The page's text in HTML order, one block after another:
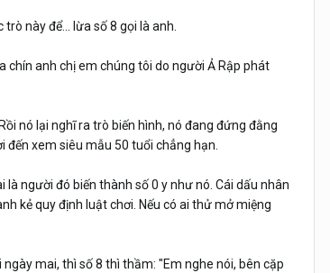
này để... lừa số 8 gọi là anh.
chín anh chị em chúng tôi do người Ả Rập phát
nó lại nghĩ ra trò biến hình, nó đang đứng đằng
xem siêu mẫu 50 tuổi chẳng hạn.
người đó biến thành số 0 y như nó. Cái dấu nhân
kẻ quy định luật chơi. Nếu có ai thử mở miệng
mai, thì số 8 thì thầm: "Em nghe nói, bên cặp